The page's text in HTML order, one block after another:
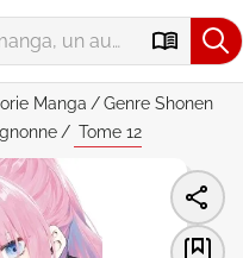
Manga Genre Shonen
Tome 12